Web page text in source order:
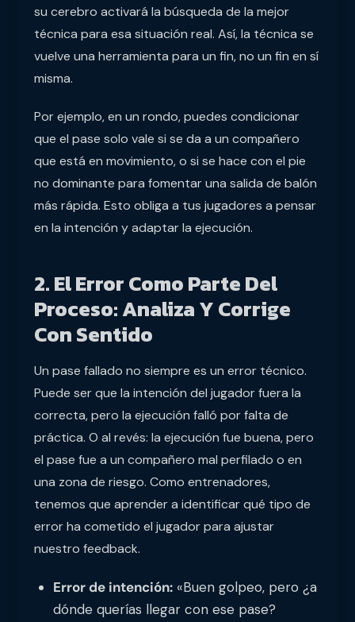
su cerebro activará la búsqueda de la mejor
técnica para esa situación real. Así, la técnica se
vuelve una herramienta para un fin, no un fin en sí
misma.
Por ejemplo, en un rondo, puedes condicionar
que el pase solo vale si se da a un compañero
que está en movimiento, o si se hace con el pie
no dominante para fomentar una salida de balón
más rápida. Esto obliga a tus jugadores a pensar
en la intención y adaptar la ejecución.
2. El Error Como Parte Del
Proceso: Analiza Y Corrige
Con Sentido
Un pase fallado no siempre es un error técnico.
Puede ser que la intención del jugador fuera la
correcta, pero la ejecución falló por falta de
práctica. O al revés: la ejecución fue buena, pero
el pase fue a un compañero mal perfilado o en
una zona de riesgo. Como entrenadores,
tenemos que aprender a identificar qué tipo de
error ha cometido el jugador para ajustar
nuestro feedback.
Error de intención:«Buen golpeo, pero ¿a
dónde querías llegar con ese pase?